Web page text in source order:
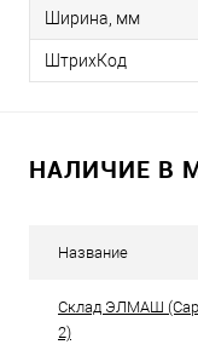
Ширина, мм
ШтрихКод
НАЛИЧИЕ В
Название
Склад ЭЛМАШ
2)